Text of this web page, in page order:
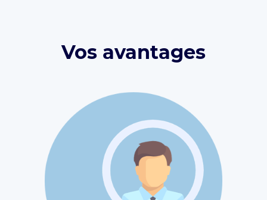
Vos avantages